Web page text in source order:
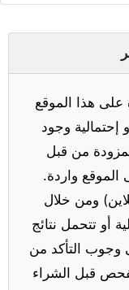
على هذا الموقع
وجود
من قبل
الموقع واردة.
ومن خلال
أو تتحمل نتائج
وجوب التأكد من